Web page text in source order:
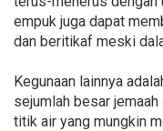
empuk juga dapat
dan beritikaf meski
Kegunaan lainnya
sejumlah besar
titik air yang mungkin